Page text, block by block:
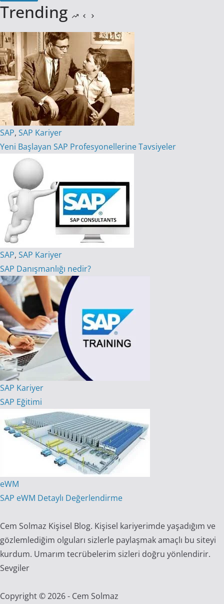
Trending
SAP, SAP Kariyer
Yeni Başlayan SAP Profesyonellerine Tavsiyeler
SAP, SAP Kariyer
SAP Danışmanlığı nedir?
SAP Kariyer
SAP Eğitimi
eWM
SAP eWM Detaylı Değerlendirme
Cem Solmaz Kişisel Blog. Kişisel kariyerimde yaşadığım ve
gözlemlediğim olguları sizlerle paylaşmak amaçlı bu siteyi
kurdum. Umarım tecrübelerim sizleri doğru yönlendirir.
Sevgiler
Copyright © 2026 - Cem Solmaz